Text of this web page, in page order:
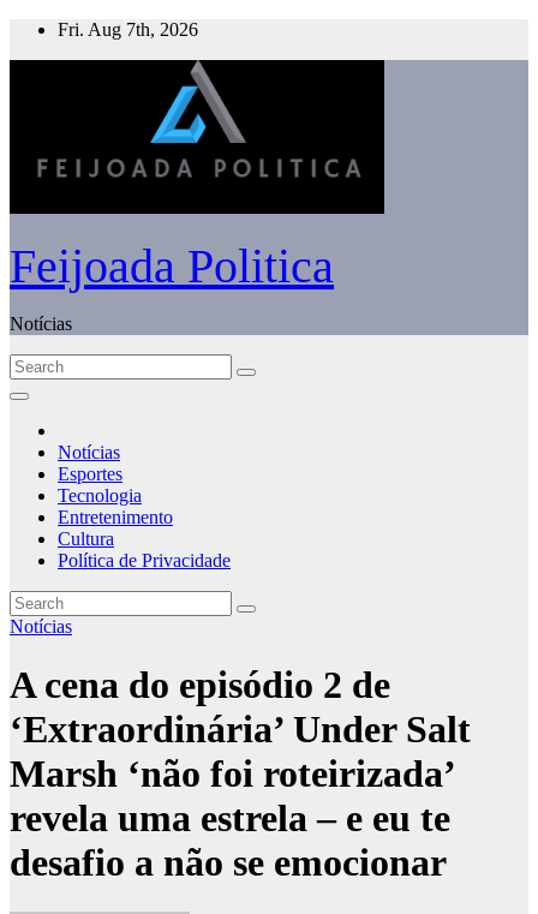
Skip
Fri. Aug 7th, 2026
Feijoada Politica
Notícias
Notícias
Esportes
Tecnologia
Entretenimento
Cultura
Política de Privacidade
Notícias
A cena do episódio 2 de
‘Extraordinária’ Under Salt
Marsh ‘não foi roteirizada’
revela uma estrela – e eu te
desafio a não se emocionar